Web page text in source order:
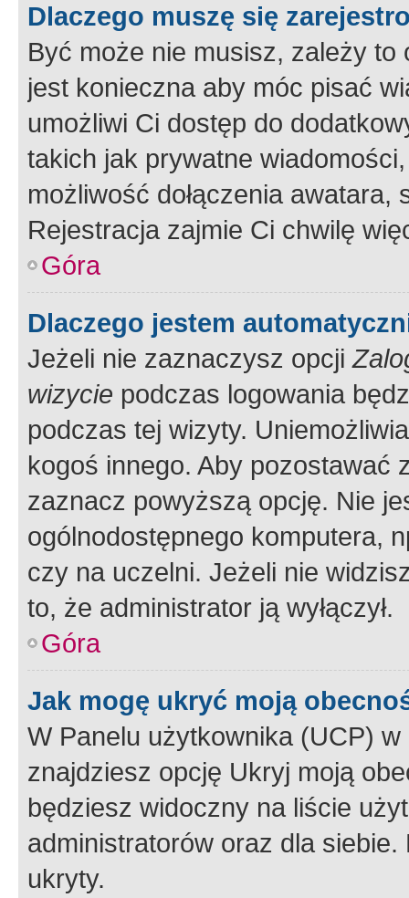
Dlaczego muszę się
Być może nie musisz, zależy
jest konieczna aby móc pisać
umożliwi Ci dostęp do
takich jak prywatne
możliwość dołączenia
Rejestracja zajmie Ci chwilę
Góra
Dlaczego jestem
Jeżeli nie zaznaczysz opcji
wizycie podczas logowania
podczas tej wizyty.
kogoś innego. Aby pozostawać
zaznacz powyższą opcję. Nie
ogólnodostępnego komputera,
czy na uczelni. Jeżeli nie
to, że administrator ją wyłączył.
Góra
Jak mogę ukryć moją
W Panelu użytkownika (UCP) w
znajdziesz opcję Ukryj moją
będziesz widoczny na liście
administratorów oraz dla
ukryty.